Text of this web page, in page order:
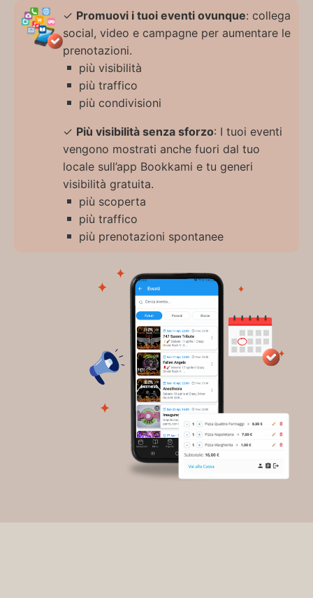
✓ Promuovi i tuoi eventi ovunque: collega
social, video e campagne per aumentare le
prenotazioni.
più visibilità
più traffico
più condivisioni
✓ Più visibilità senza sforzo: I tuoi eventi
vengono mostrati anche fuori dal tuo
locale sull’app Bookkami e tu generi
visibilità gratuita.
più scoperta
più traffico
più prenotazioni spontanee